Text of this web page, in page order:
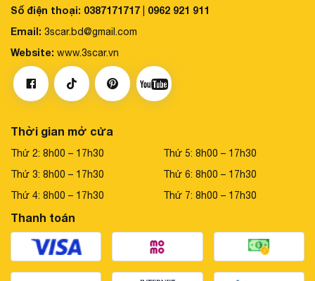
Số điện thoại: 0387171717
0962 921 911
Email: 3scar.bd@gmail.com
Website: www.3scar.vn
Thời gian mở cửa
Thứ 2: 8h00 – 17h30
Thứ 3: 8h00 – 17h30
Thứ 4: 8h00 – 17h30
Thứ 5: 8h00 – 17h30
Thứ 6: 8h00 – 17h30
Thứ 7: 8h00 – 17h30
Thanh toán